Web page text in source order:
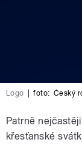
Logo foto: Český
Patrně
křesťanské